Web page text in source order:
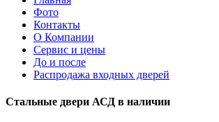
Фото
Контакты
О Компании
Сервис и цены
До и после
Распродажа входных дверей
Стальные двери АСД в наличии